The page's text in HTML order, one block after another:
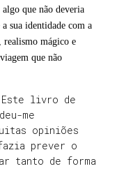
que não deveria
sua identidade com a
realismo mágico e
que não
Este livro de
me
opiniões
prever o
tanto de forma